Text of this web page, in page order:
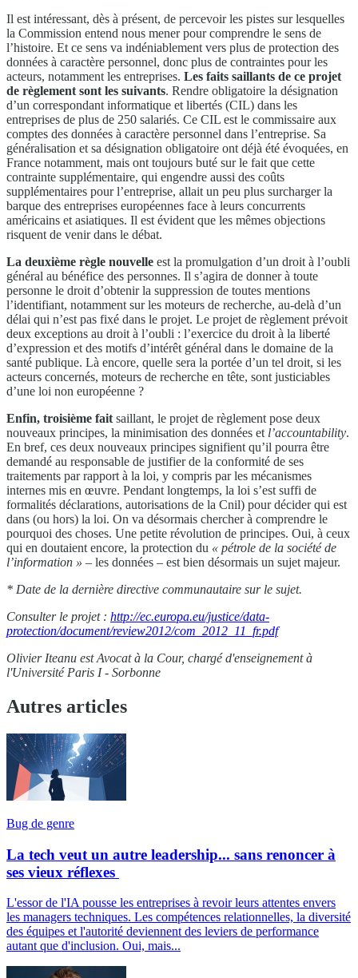
Il est intéressant, dès à présent, de percevoir les pistes sur lesquelles
la Commission entend nous mener pour comprendre le sens de
l’histoire. Et ce sens va indéniablement vers plus de protection des
données à caractère personnel, donc plus de contraintes pour les
acteurs, notamment les entreprises. Les faits saillants de ce projet
de règlement sont les suivants. Rendre obligatoire la désignation
d’un correspondant informatique et libertés (CIL) dans les
entreprises de plus de 250 salariés. Ce CIL est le commissaire aux
comptes des données à caractère personnel dans l’entreprise. Sa
généralisation et sa désignation obligatoire ont déjà été évoquées, en
France notamment, mais ont toujours buté sur le fait que cette
contrainte supplémentaire, qui engendre aussi des coûts
supplémentaires pour l’entreprise, allait un peu plus surcharger la
barque des entreprises européennes face à leurs concurrents
américains et asiatiques. Il est évident que les mêmes objections
risquent de venir dans le débat.
La deuxième règle nouvelle est la promulgation d’un droit à l’oubli
général au bénéfice des personnes. Il s’agira de donner à toute
personne le droit d’obtenir la suppression de toutes mentions
l’identifiant, notamment sur les moteurs de recherche, au-delà d’un
délai qui n’est pas fixé dans le projet. Le projet de règlement prévoit
deux exceptions au droit à l’oubli : l’exercice du droit à la liberté
d’expression et des motifs d’intérêt général dans le domaine de la
santé publique. Là encore, quelle sera la portée d’un tel droit, si les
acteurs concernés, moteurs de recherche en tête, sont justiciables
d’une loi non européenne ?
Enfin, troisième fait saillant, le projet de règlement pose deux
nouveaux principes, la minimisation des données et l’accountability.
En bref, ces deux nouveaux principes signifient qu’il pourra être
demandé au responsable de justifier de la conformité de ses
traitements par rapport à la loi, y compris par les mécanismes
internes mis en œuvre. Pendant longtemps, la loi s’est suffi de
formalités déclarations, autorisations de la Cnil) pour décider qui est
dans (ou hors) la loi. On va désormais chercher à comprendre le
pourquoi des choses. Une petite révolution de principes. Oui, à ceux
qui en doutaient encore, la protection du « pétrole de la société de
l’information » – les données – est bien désormais un sujet majeur.
* Date de la dernière directive communautaire sur le sujet.
Consulter le projet : http://ec.europa.eu/justice/data-
protection/document/review2012/com_2012_11_fr.pdf
Olivier Iteanu est Avocat à la Cour, chargé d'enseignement à
l'Université Paris I - Sorbonne
Autres articles
Bug de genre
La tech veut un autre leadership... sans renoncer à
ses vieux réflexes
L'essor de l'IA pousse les entreprises à revoir leurs attentes envers
les managers techniques. Les compétences relationnelles, la diversité
des équipes et l'autorité deviennent des leviers de performance
autant que d'inclusion. Oui, mais...